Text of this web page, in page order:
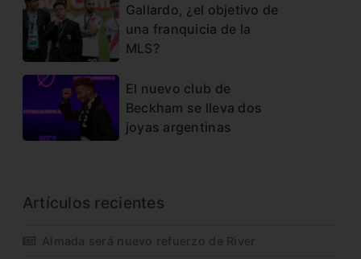
Gallardo, ¿el objetivo de
una franquicia de la
MLS?
El nuevo club de
Beckham se lleva dos
joyas argentinas
Artículos recientes
Almada será nuevo refuerzo de River